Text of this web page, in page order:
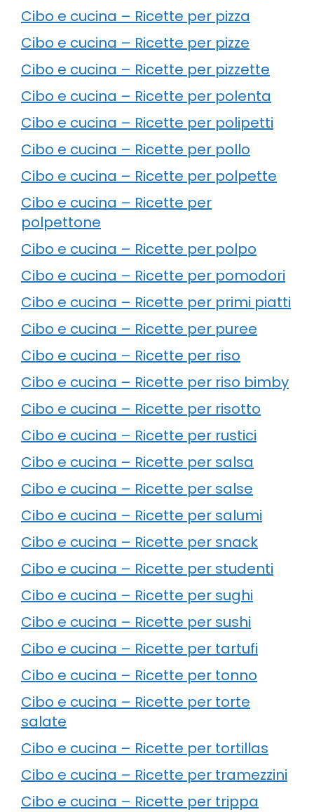
Cibo e cucina – Ricette per pizza
Cibo e cucina – Ricette per pizze
Cibo e cucina – Ricette per pizzette
Cibo e cucina – Ricette per polenta
Cibo e cucina – Ricette per polipetti
Cibo e cucina – Ricette per pollo
Cibo e cucina – Ricette per polpette
Cibo e cucina – Ricette per
polpettone
Cibo e cucina – Ricette per polpo
Cibo e cucina – Ricette per pomodori
Cibo e cucina – Ricette per primi piatti
Cibo e cucina – Ricette per puree
Cibo e cucina – Ricette per riso
Cibo e cucina – Ricette per riso bimby
Cibo e cucina – Ricette per risotto
Cibo e cucina – Ricette per rustici
Cibo e cucina – Ricette per salsa
Cibo e cucina – Ricette per salse
Cibo e cucina – Ricette per salumi
Cibo e cucina – Ricette per snack
Cibo e cucina – Ricette per studenti
Cibo e cucina – Ricette per sughi
Cibo e cucina – Ricette per sushi
Cibo e cucina – Ricette per tartufi
Cibo e cucina – Ricette per tonno
Cibo e cucina – Ricette per torte
salate
Cibo e cucina – Ricette per tortillas
Cibo e cucina – Ricette per tramezzini
Cibo e cucina – Ricette per trippa